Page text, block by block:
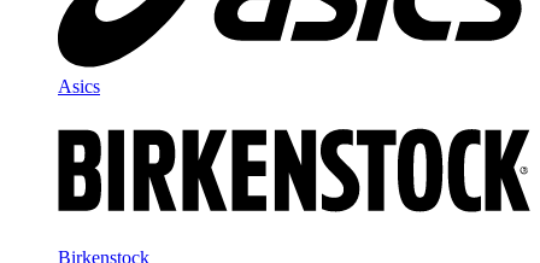
Asics
Birkenstock